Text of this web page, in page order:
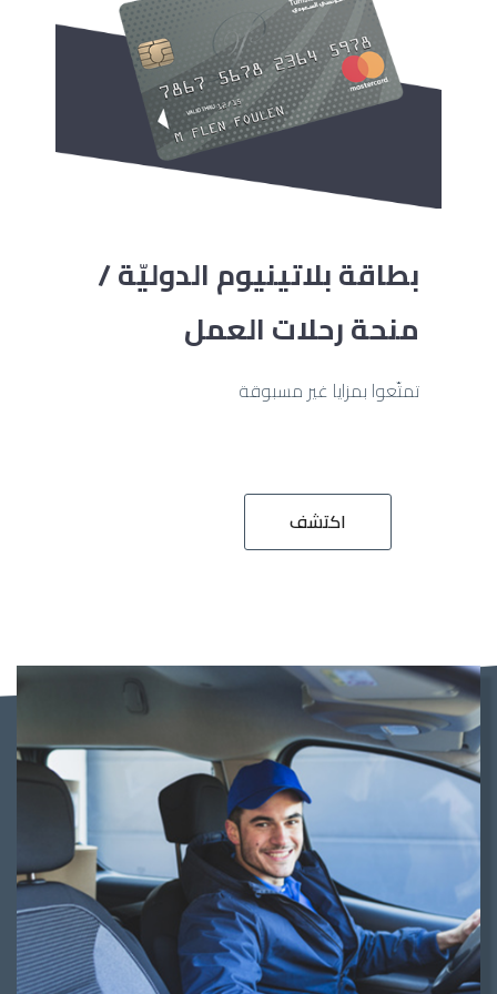
بطاقة بلاتينيوم الدوليّة /
منحة رحلات العمل
تمتّعوا بمزايا غير مسبوقة
اكتشف